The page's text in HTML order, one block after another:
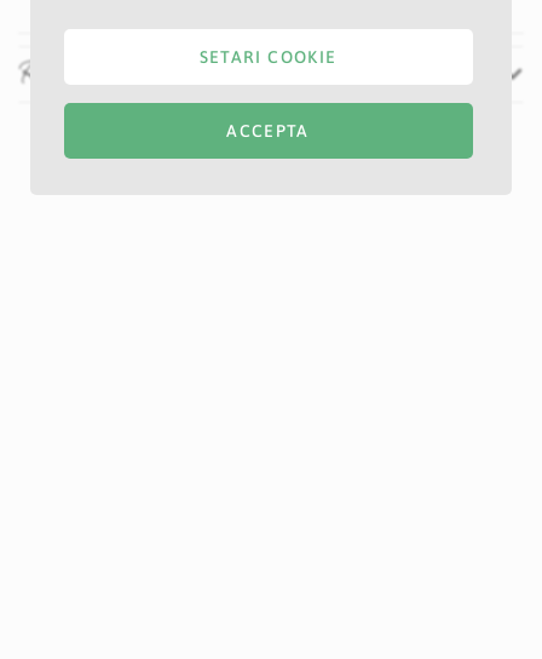
Recenzii
ACCEPTA
SETARI COOKIE